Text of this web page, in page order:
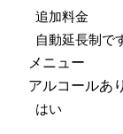
追加料金
自動延長制で
メニュー
アルコールあり
はい